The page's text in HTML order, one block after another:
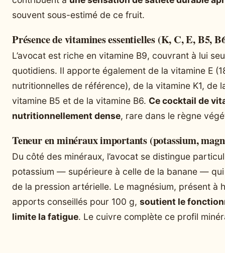
souvent sous-estimé de ce fruit.
Présence de vitamines essentielles (K, C, E, B5,
L’avocat est riche en vitamine B9, couvrant à lui
quotidiens. Il apporte également de la vitamine E
nutritionnelles de référence), de la vitamine K1, de
vitamine B5 et de la vitamine B6. Ce cocktail de
nutritionnellement dense, rare dans le règne
Teneur en minéraux importants (potassium,
Du côté des minéraux, l’avocat se distingue
potassium — supérieure à celle de la banane —
de la pression artérielle. Le magnésium, présent à
apports conseillés pour 100 g, soutient le
limite la fatigue. Le cuivre complète ce profil